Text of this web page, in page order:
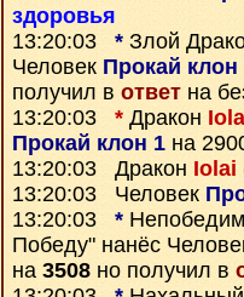
здоровья
13:20:03 * Злой
Человек Прокай клон
получил в ответ на
13:20:03 * Дракон
Прокай клон 1 на
13:20:03 Дракон Iolai
13:20:03 Человек
13:20:03 *
Победу" нанёс
на 3508 но получил в